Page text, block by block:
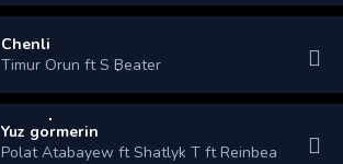
Chenli
Timur Orun ft S Beater
Yuz gormerin
Polat Atabayew ft Shatlyk T ft Reinbea